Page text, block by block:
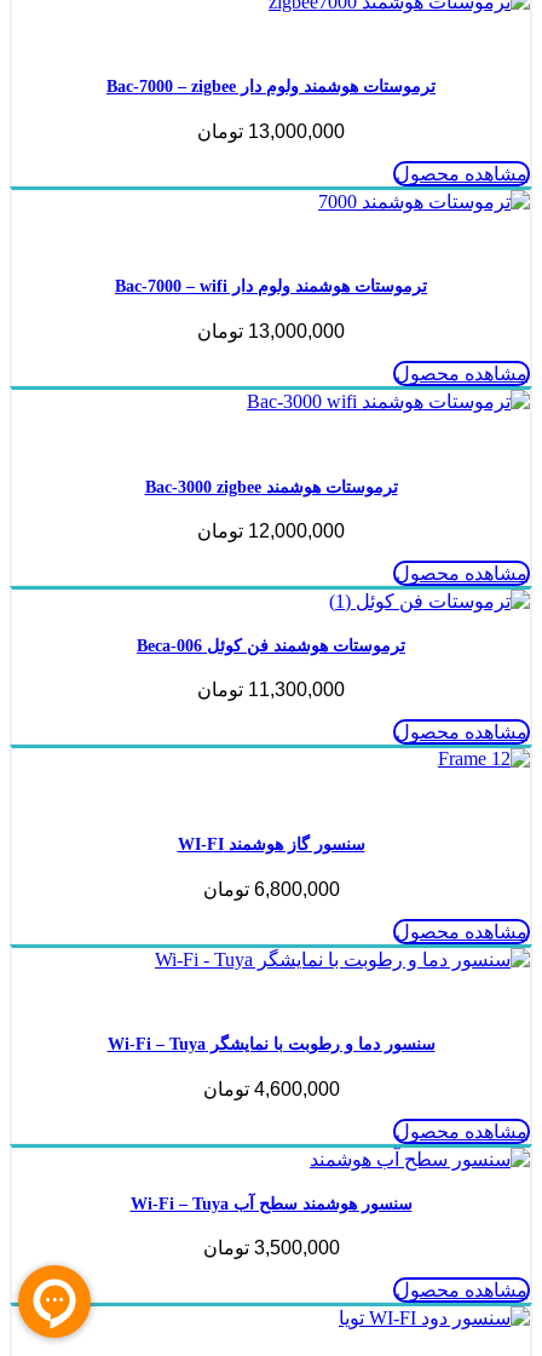
ترموستات هوشمند ولوم دار Bac-7000 – zigbee
13,000,000 تومان
مشاهده محصول
ترموستات هوشمند ولوم دار Bac-7000 – wifi
13,000,000 تومان
مشاهده محصول
ترموستات هوشمند Bac-3000 zigbee
12,000,000 تومان
مشاهده محصول
ترموستات هوشمند فن کوئل Beca-006
11,300,000 تومان
مشاهده محصول
سنسور گاز هوشمند WI-FI
6,800,000 تومان
مشاهده محصول
سنسور دما و رطوبت با نمایشگر Wi-Fi – Tuya
4,600,000 تومان
مشاهده محصول
سنسور هوشمند سطح آب Wi-Fi – Tuya
3,500,000 تومان
مشاهده محصول